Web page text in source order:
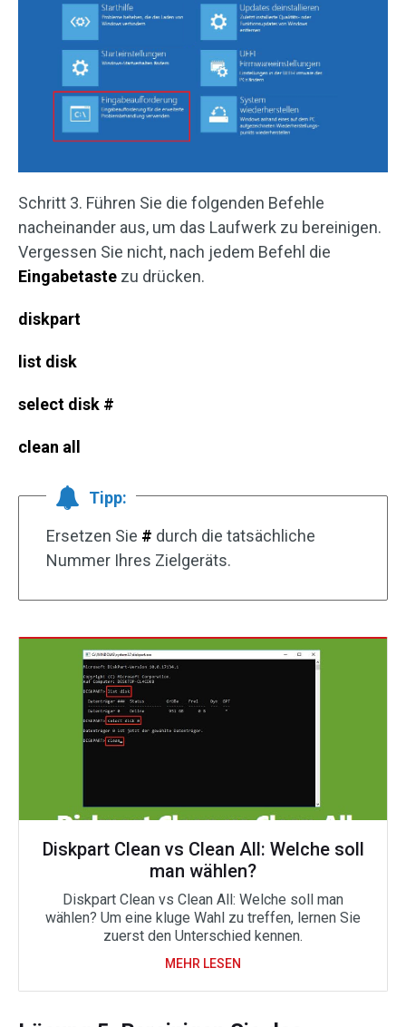
Schritt 3. Führen Sie die folgenden Befehle
nacheinander aus, um das Laufwerk zu bereinigen.
Vergessen Sie nicht, nach jedem Befehl die
Eingabetaste zu drücken.
diskpart
list disk
select disk #
clean all
Tipp:
Ersetzen Sie # durch die tatsächliche
Nummer Ihres Zielgeräts.
Diskpart Clean vs Clean All: Welche soll
man wählen?
Diskpart Clean vs Clean All: Welche soll man
wählen? Um eine kluge Wahl zu treffen, lernen Sie
zuerst den Unterschied kennen.
MEHR LESEN